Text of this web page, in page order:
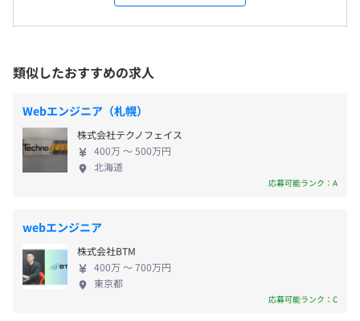
ーション
■教育制度
階層別と目的別、2つの切り口から人財教育とキャリアパ
スを支援しています。階層別では体系的な社員育成を目的
別では最新の技術ニーズや課題への対応を目的に、技術研
修を実施しています。
会社の定める場所
対策：あり
※顧客先勤務の場合は異なります。
【年間休日125日】
■祝日
■年末年始休暇
■特別（慶弔）休暇
■リフレッシュ（夏季）休暇：5日
■通勤交通費（規定に基づき全額支給）
■在宅勤務手当
の担当しており、仕事の幅、難易度は高まっていま
すが、非常に価値のある仕事が多くあります。 ま
アの育成に力を入れており、市場価値の高いシステ
ムエンジニアの育成を行っています。 様々な経験や
スキルと生かせる環境があり、また、多様な経験が
できることからエンジニア、ビジネスマンとして成長
する環境があります。 【働きやすい環境】 ■昨年度
の全社平均残業時間は17時間程度。定時退勤日を定
め、残業パトロールをおこなうなど残業抑制の活動
り、希望者へ活動計（Fitbit）配布等をおこなってい
ます。 ■長期にわたるお取引がある顧客が多く、良
好な関係性を持てているため、働きやすい環境とな
っております。 ■社員のエンゲージメントを重視し
ており、定期的なサーベイを実施。課題が出た際
類似したおすすめの求人
Webエンジニア（札幌）
株式会社テクノフェイス
400万 〜 500万円
北海道
応募可能ランク：A
webエンジニア
株式会社BTM
400万 〜 700万円
東京都
応募可能ランク：C